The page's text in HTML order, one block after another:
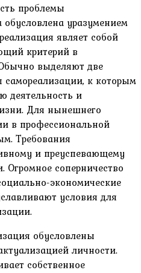
проблемы
уразумением
являет собой
критерий в
выделяют две
к которым
деятельность и
Для нынешнего
в профессиональной
Требования
и преуспевающему
Огромное соперничество
экономические
условия для
обусловлены
личности.
собственное